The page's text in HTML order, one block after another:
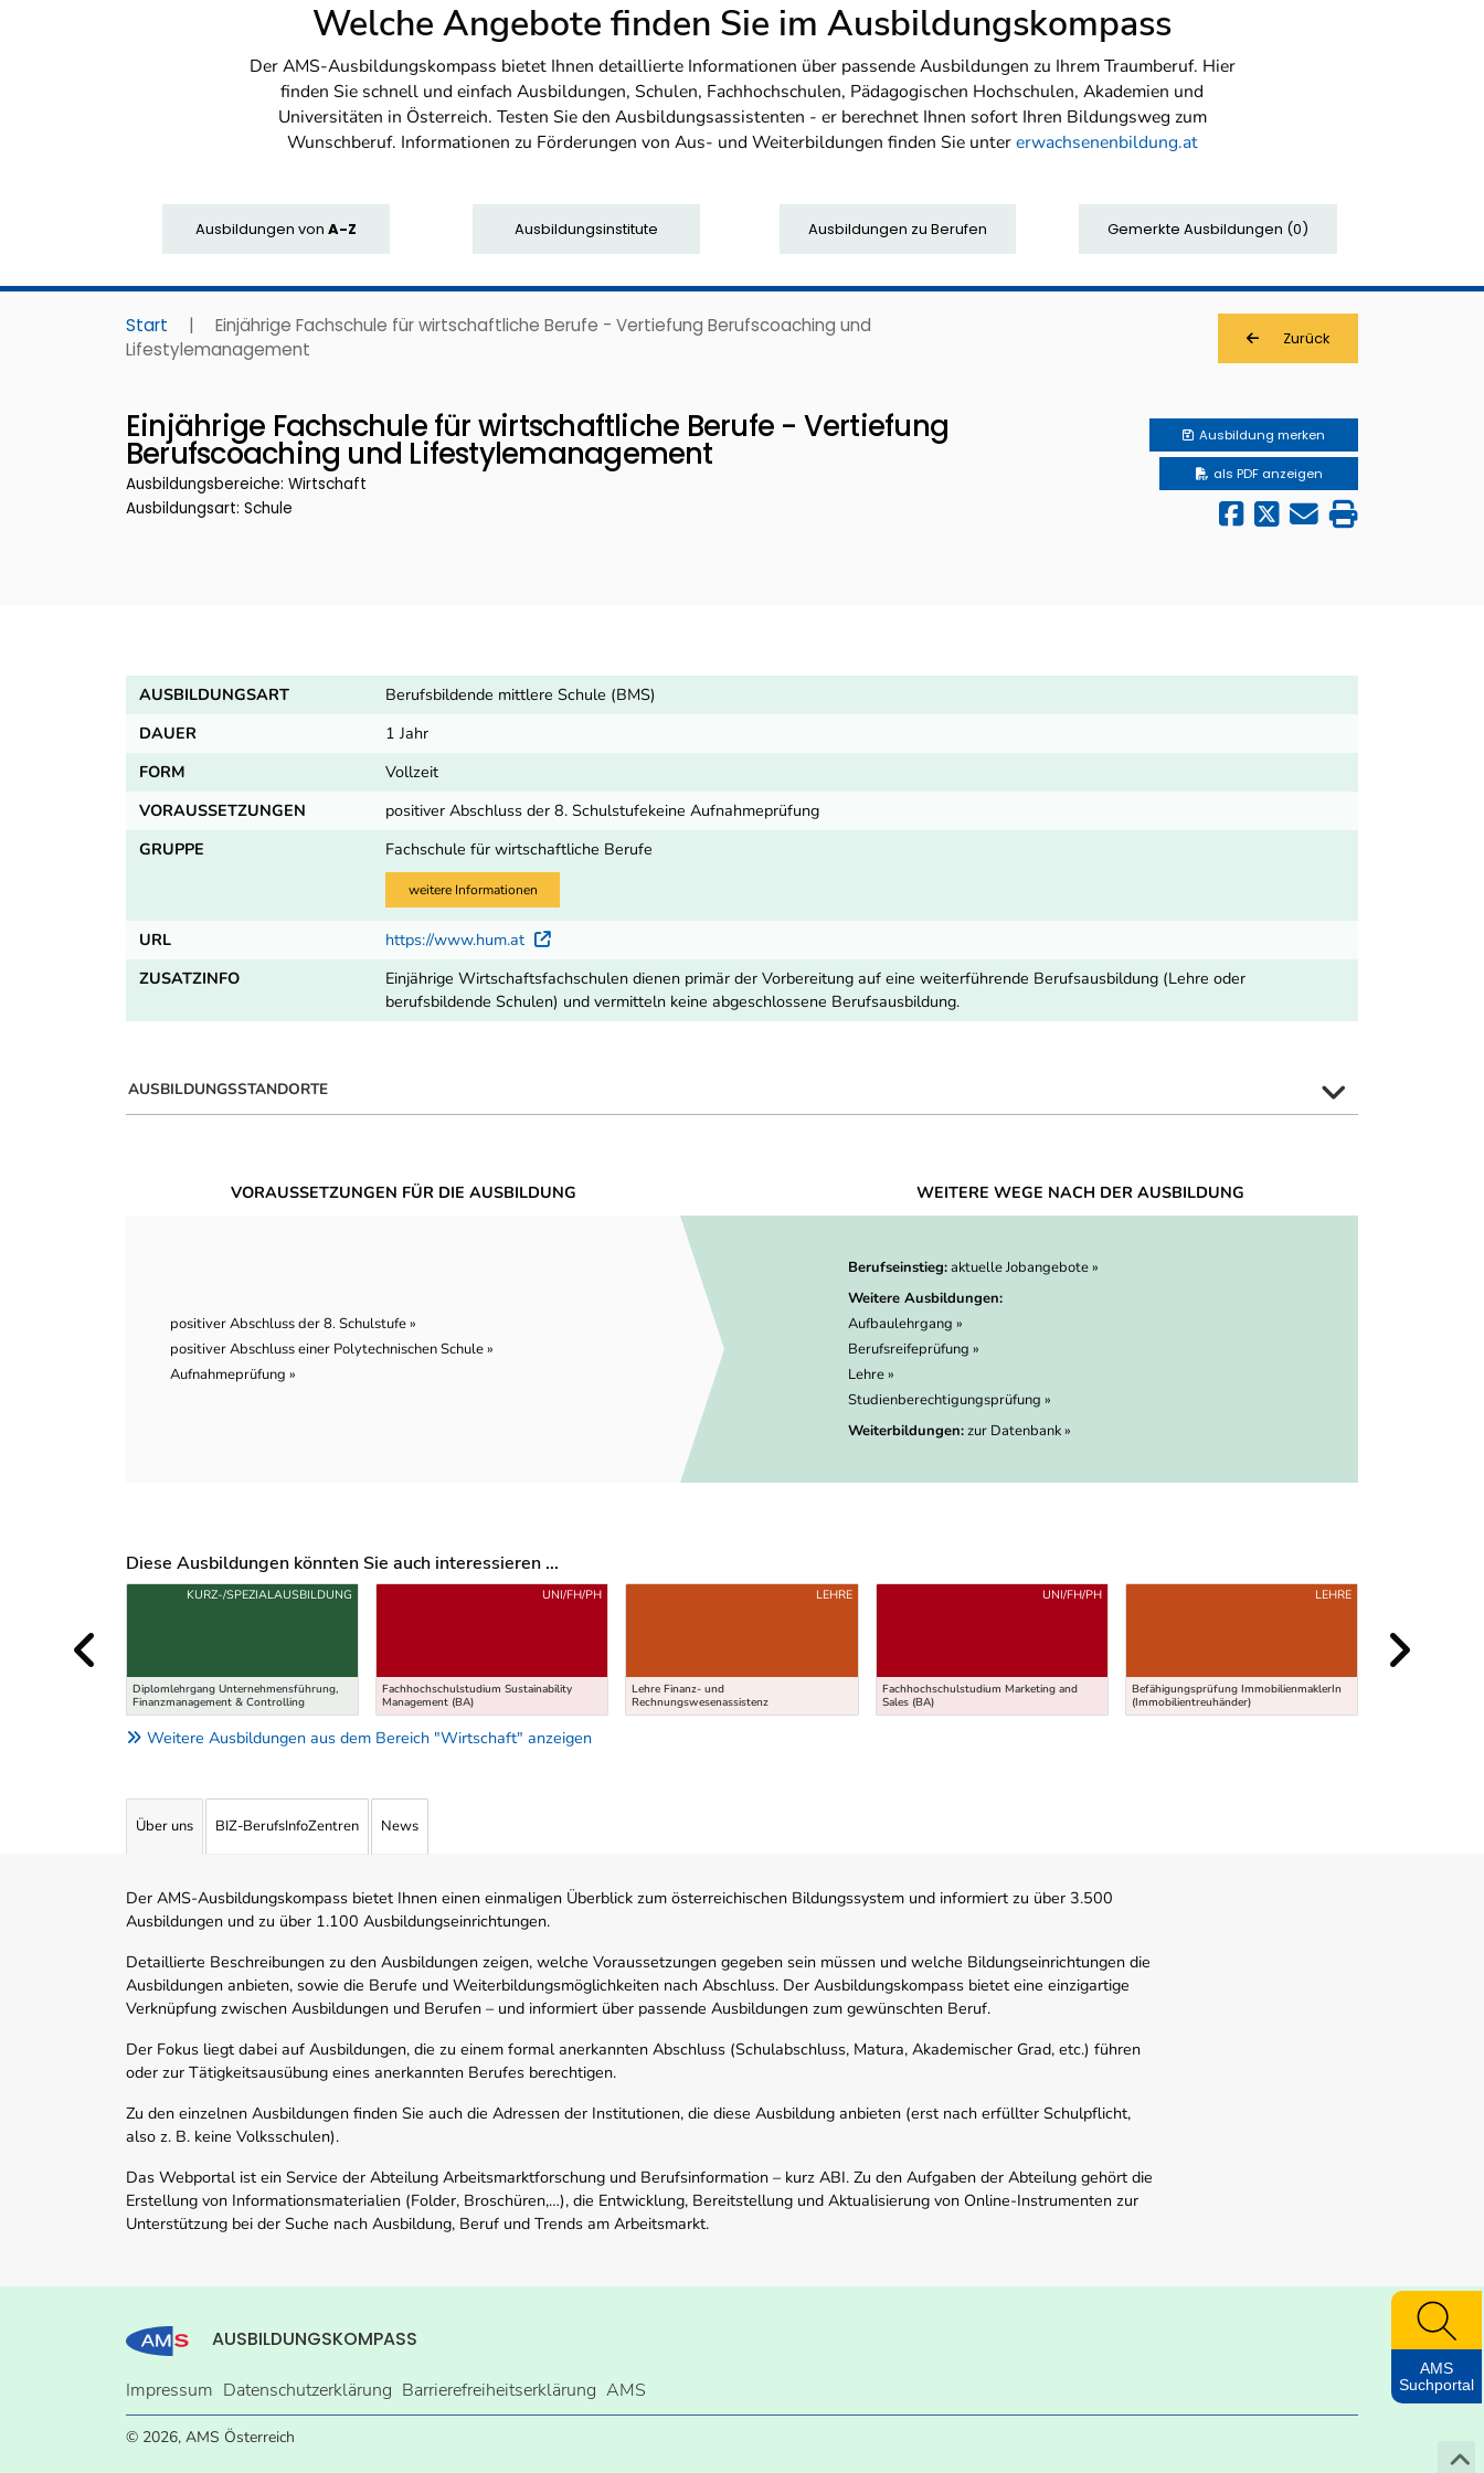
Welche Angebote finden Sie im Ausbildungskompass
Der AMS-Ausbildungskompass bietet Ihnen detaillierte Informationen über passende Ausbildungen zu Ihrem Traumberuf. Hier
finden Sie schnell und einfach Ausbildungen, Schulen, Fachhochschulen, Pädagogischen Hochschulen, Akademien und
Universitäten in Österreich. Testen Sie den Ausbildungsassistenten - er berechnet Ihnen sofort Ihren Bildungsweg zum
Wunschberuf. Informationen zu Förderungen von Aus- und Weiterbildungen finden Sie untererwachsenenbildung.at
Ausbildungen von A-Z Ausbildungsinstitute Ausbildungen zu Berufen Gemerkte Ausbildungen (0)
Start |
Einjährige Fachschule für wirtschaftliche Berufe - Vertiefung Berufscoaching und
Lifestylemanagement
Zurück
Einjährige Fachschule für wirtschaftliche Berufe - Vertiefung
Berufscoaching und Lifestylemanagement
Ausbildungsbereiche: Wirtschaft
Ausbildungsart: Schule
Ausbildung merken
als PDF anzeigen
AUSBILDUNGSART
Berufsbildende mittlere Schule (BMS)
DAUER
1 Jahr
FORM
Vollzeit
VORAUSSETZUNGEN
positiver Abschluss der 8. Schulstufekeine Aufnahmeprüfung
GRUPPE
Fachschule für wirtschaftliche Berufe
weitere Informationen
URL https://www.hum.at Externer Link
ZUSATZINFO
Einjährige Wirtschaftsfachschulen dienen primär der Vorbereitung auf eine weiterführende Berufsausbildung (Lehre oder
berufsbildende Schulen) und vermitteln keine abgeschlossene Berufsausbildung.
AUSBILDUNGSSTANDORTE
VORAUSSETZUNGEN FÜR DIE AUSBILDUNG
positiver Abschluss der 8. Schulstufe »
positiver Abschluss einer Polytechnischen Schule »
Aufnahmeprüfung »
WEITERE WEGE NACH DER AUSBILDUNG
Berufseinstieg:aktuelle Jobangebote »
Weitere Ausbildungen:
Aufbaulehrgang »
Berufsreifeprüfung »
Lehre »
Studienberechtigungsprüfung »
Weiterbildungen:zur Datenbank »
Diese Ausbildungen könnten Sie auch interessieren ...
Uber weitere Ausbildungsvorschläge
Diplomlehrgang Unternehmensführung,
Finanzmanagement & Controlling
KURZ-/SPEZIALAUSBILDUNG
Fachhochschulstudium Sustainability
Management (BA)
UNI/FH/PH
Lehre Finanz- und
Rechnungswesenassistenz
LEHRE
Fachhochschulstudium Marketing and
Sales (BA)
UNI/FH/PH
Befähigungsprüfung ImmobilienmaklerIn
(Immobilientreuhänder)
LEHRE
Weitere Ausbildungen aus dem Bereich "Wirtschaft" anzeigen
Über uns BIZ-BerufsInfoZentren News
Der AMS-Ausbildungskompass bietet Ihnen einen einmaligen Überblick zum österreichischen Bildungssystem und informiert zu über 3.500
Ausbildungen und zu über 1.100 Ausbildungseinrichtungen.
Detaillierte Beschreibungen zu den Ausbildungen zeigen, welche Voraussetzungen gegeben sein müssen und welche Bildungseinrichtungen die
Ausbildungen anbieten, sowie die Berufe und Weiterbildungsmöglichkeiten nach Abschluss. Der Ausbildungskompass bietet eine einzigartige
Verknüpfung zwischen Ausbildungen und Berufen – und informiert über passende Ausbildungen zum gewünschten Beruf.
Der Fokus liegt dabei auf Ausbildungen, die zu einem formal anerkannten Abschluss (Schulabschluss, Matura, Akademischer Grad, etc.) führen
oder zur Tätigkeitsausübung eines anerkannten Berufes berechtigen.
Zu den einzelnen Ausbildungen finden Sie auch die Adressen der Institutionen, die diese Ausbildung anbieten (erst nach erfüllter Schulpflicht,
also z. B. keine Volksschulen).
Das Webportal ist ein Service der Abteilung Arbeitsmarktforschung und Berufsinformation – kurz ABI. Zu den Aufgaben der Abteilung gehört die
Erstellung von Informationsmaterialien (Folder, Broschüren,…), die Entwicklung, Bereitstellung und Aktualisierung von Online-Instrumenten zur
Unterstützung bei der Suche nach Ausbildung, Beruf und Trends am Arbeitsmarkt.
AUSBILDUNGSKOMPASS
Impressum Datenschutzerklärung Barrierefreiheitserklärung AMS
© 2026, AMS Österreich
AMS
Suchportal